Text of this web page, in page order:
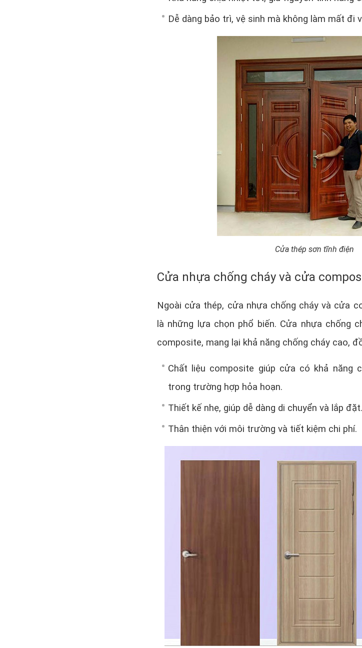
Dễ dàng bảo trì, vệ sinh mà không làm mất đi
Cửa thép sơn tĩnh điện
Cửa nhựa chống cháy và cửa
Ngoài cửa thép, cửa nhựa chống cháy và cửa
là những lựa chọn phổ biến. Cửa nhựa chống
composite, mang lại khả năng chống cháy cao,
Chất liệu composite giúp cửa có khả năng
trong trường hợp hỏa hoạn.
Thiết kế nhẹ, giúp dễ dàng di chuyển và lắp đặt.
Thân thiện với môi trường và tiết kiệm chi phí.